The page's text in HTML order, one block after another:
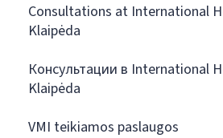
Consultations at International
Klaipėda
Консультации в International
Klaipėda
VMI teikiamos paslaugos